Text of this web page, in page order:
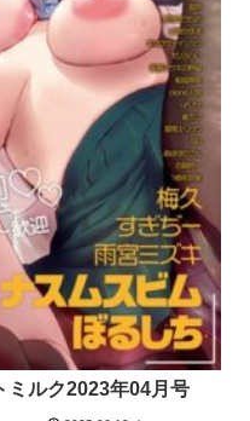
ミルク2023年04月号